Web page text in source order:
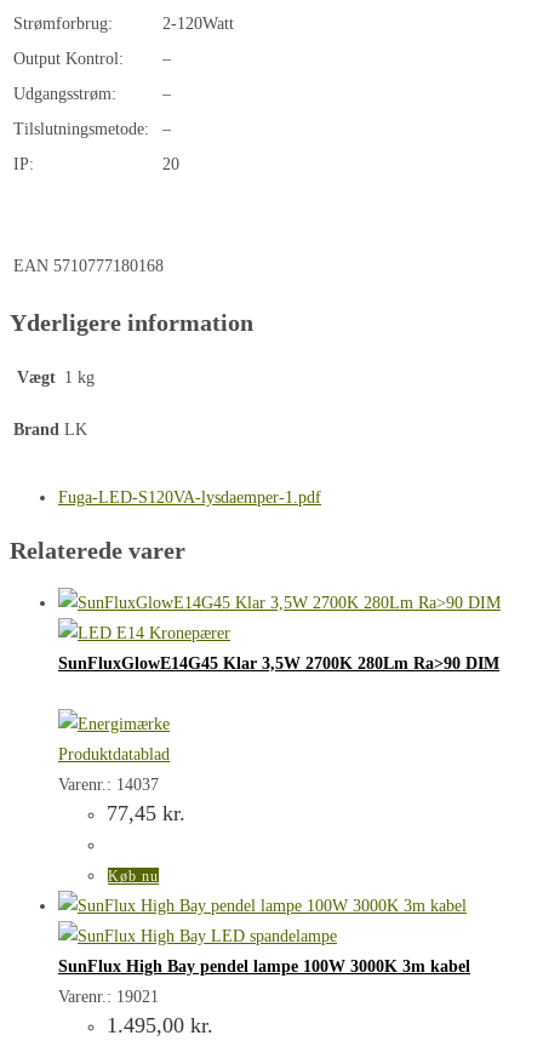
Strømforbrug:
2-120Watt
Output Kontrol:
–
Udgangsstrøm:
–
Tilslutningsmetode:
–
IP:
20
EAN 5710777180168
Yderligere information
Vægt 1 kg
Brand LK
Fuga-LED-S120VA-lysdaemper-1.pdf
Relaterede varer
SunFluxGlowE14G45 Klar 3,5W 2700K 280Lm Ra>90 DIM
Produktdatablad
Varenr.: 14037
77,45 kr.
Køb nu
SunFlux High Bay pendel lampe 100W 3000K 3m kabel
Varenr.: 19021
1.495,00 kr.